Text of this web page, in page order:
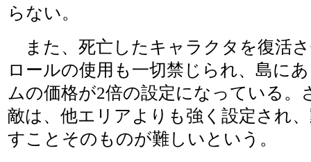
らない。
また、死亡したキャラクタを復活
ロールの使用も一切禁じられ、島に
ムの価格が2倍の設定になっている。
敵は、他エリアよりも強く設定され
すことそのものが難しいという。